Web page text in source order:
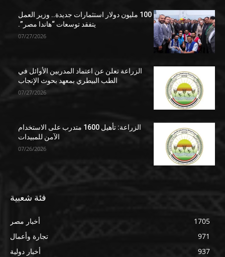
100 مليون دولار استثمارات جديدة.. وزير العمل
يتفقد توسعات “هاندا مصر”.
07/27/2026
الزراعة تعلن عن اعتماد المدربين الأوائل في
الطب البيطري بمعهد بحوث الإنجاب
07/27/2026
الزراعة: تأهيل 1600 متدرب على الاستخدام
الآمن للمبيدات
07/26/2026
فئة شعبية
أخبار مصر
1705
تجارة وأعمال
971
أخبار دولية
937